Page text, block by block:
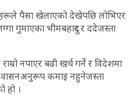
पैसा खेलाएको देखेपछि लोभिएर
गुमाएका भीमबहादुर र ददेजस्ता
नपाएर बढी खर्च गर्ने र विदेशमा
कमाइ नहुनेजस्ता
हो ।